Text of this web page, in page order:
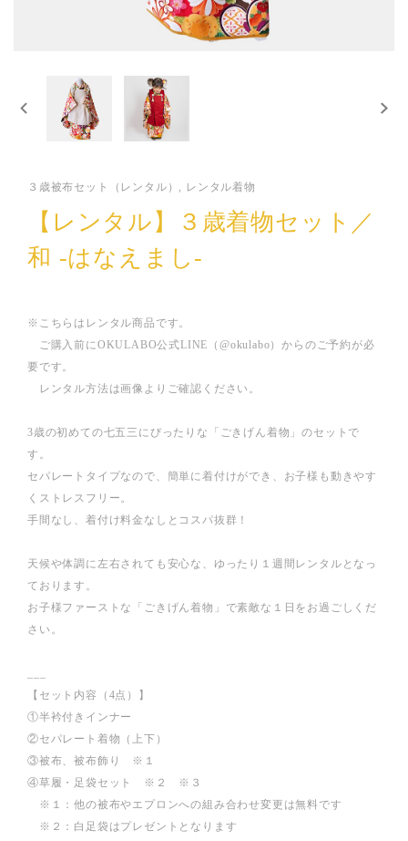
３歳被布セット（レンタル）, レンタル着物
【レンタル】３歳着物セット／
和 -はなえまし-
※こちらはレンタル商品です。
ご購入前にOKULABO公式LINE（@okulabo）からのご予約が必
要です。
レンタル方法は画像よりご確認ください。
3歳の初めての七五三にぴったりな「ごきげん着物」のセットで
す。
セパレートタイプなので、簡単に着付けができ、お子様も動きやす
くストレスフリー。
手間なし、着付け料金なしとコスパ抜群！
天候や体調に左右されても安心な、ゆったり１週間レンタルとなっ
ております。
お子様ファーストな「ごきげん着物」で素敵な１日をお過ごしくだ
さい。
【セット内容（4点）】
①半衿付きインナー
②セパレート着物（上下）
③被布、被布飾り ※１
④草履・足袋セット ※２ ※３
※１：他の被布やエプロンへの組み合わせ変更は無料です
※２：白足袋はプレゼントとなります